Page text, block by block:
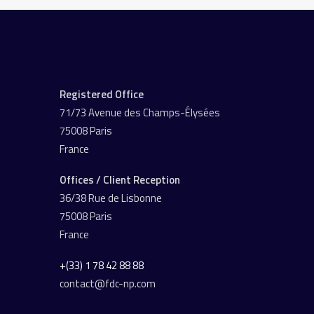
Registered Office
71/73 Avenue des Champs-Élysées
75008 Paris
France
Offices / Client Reception
36/38 Rue de Lisbonne
75008 Paris
France
+(33) 1 78 42 88 88
contact@fdc-np.com